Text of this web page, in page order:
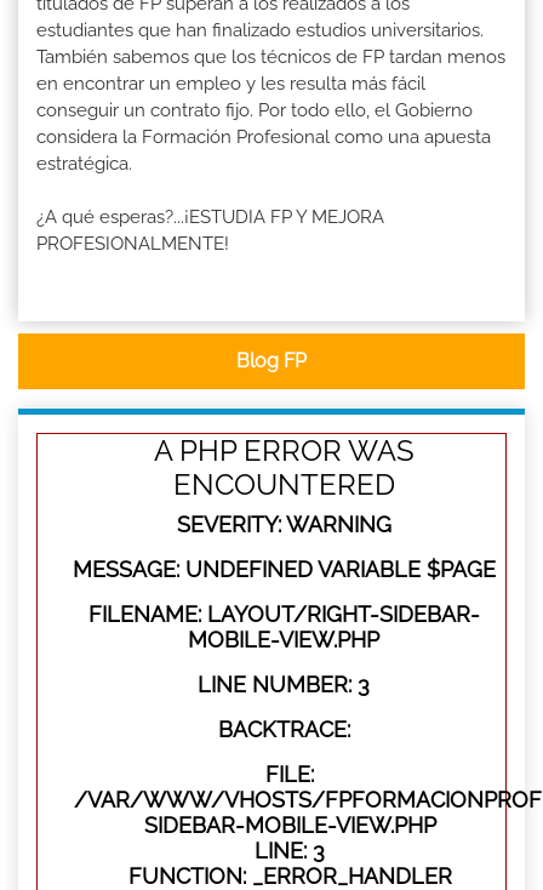
estudiantes que han finalizado estudios universitarios.
También sabemos que los técnicos de FP tardan menos
en encontrar un empleo y les resulta más fácil
conseguir un contrato fijo. Por todo ello, el Gobierno
considera la Formación Profesional como una apuesta
estratégica.
¿A qué esperas?...¡ESTUDIA FP Y MEJORA
PROFESIONALMENTE!
Blog FP
A PHP ERROR WAS
ENCOUNTERED
SEVERITY: WARNING
MESSAGE: UNDEFINED VARIABLE $PAGE
FILENAME: LAYOUT/RIGHT-SIDEBAR-
MOBILE-VIEW.PHP
LINE NUMBER: 3
BACKTRACE:
FILE:
/VAR/WWW/VHOSTS/
SIDEBAR-MOBILE-VIEW.PHP
LINE: 3
FUNCTION: _ERROR_HANDLER